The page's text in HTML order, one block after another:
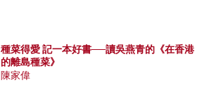
種菜得愛 記一本好書──讀吳燕青的《在香港
的離島種菜》
陳家偉